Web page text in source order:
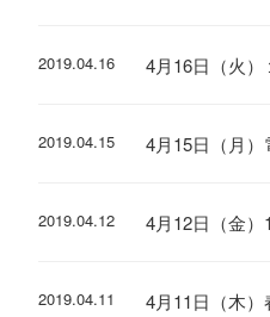
2019.04.16 4月16日（火
2019.04.15 4月15日（月
2019.04.12 4月12日（金）
2019.04.11 4月11日（木